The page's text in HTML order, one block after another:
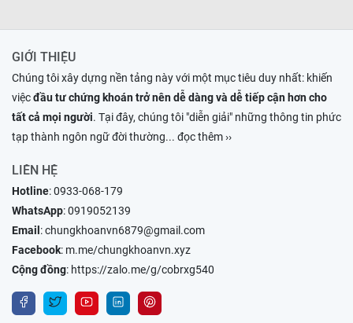
GIỚI THIỆU
Chúng tôi xây dựng nền tảng này với một mục tiêu duy nhất: khiến
việcđầu tư chứng khoán trở nên dễ dàng và dễ tiếp cận hơn cho
tất cả mọi người. Tại đây, chúng tôi "diễn giải" những thông tin phức
tạp thành ngôn ngữ đời thường... đọc thêm ››
LIÊN HỆ
Hotline:0933-068-179
WhatsApp:0919052139
Email :chungkhoanvn6879@gmail.com
Facebook: m.me/chungkhoanvn.xyz
Cộng đồng: https://zalo.me/g/cobrxg540